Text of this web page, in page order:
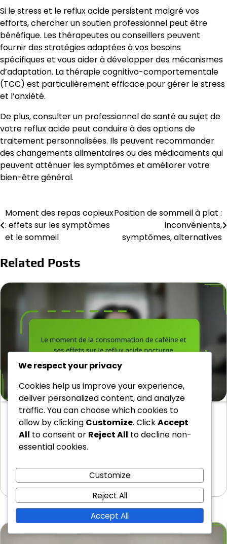
Si le stress et le reflux acide persistent malgré vos
efforts, chercher un soutien professionnel peut être
bénéfique. Les thérapeutes ou conseillers peuvent
fournir des stratégies adaptées à vos besoins
spécifiques et vous aider à développer des mécanismes
d’adaptation. La thérapie cognitivo-comportementale
(TCC) est particulièrement efficace pour gérer le stress
et l’anxiété.
De plus, consulter un professionnel de santé au sujet de
votre reflux acide peut conduire à des options de
traitement personnalisées. Ils peuvent recommander
des changements alimentaires ou des médicaments qui
peuvent atténuer les symptômes et améliorer votre
bien-être général.
Post
navigation
Moment des repas copieux
: effets sur les symptômes
et le sommeil
Position de sommeil à plat :
inconvénients,
symptômes, alternatives
Related Posts
Le moment de la consommation de caféine et
ses effets sur le reflux acide nocturne
La consommation de caféine peut influencer de
manière significative le reflux acide nocturne en
We respect your privacy
Cookies help us improve your experience,
deliver personalized content, and analyze
traffic. You can choose which cookies to
allow by clicking Customize. ClickAccept
All to consent or Reject All to decline non-
essential cookies.
Customize
Reject All
Accept All